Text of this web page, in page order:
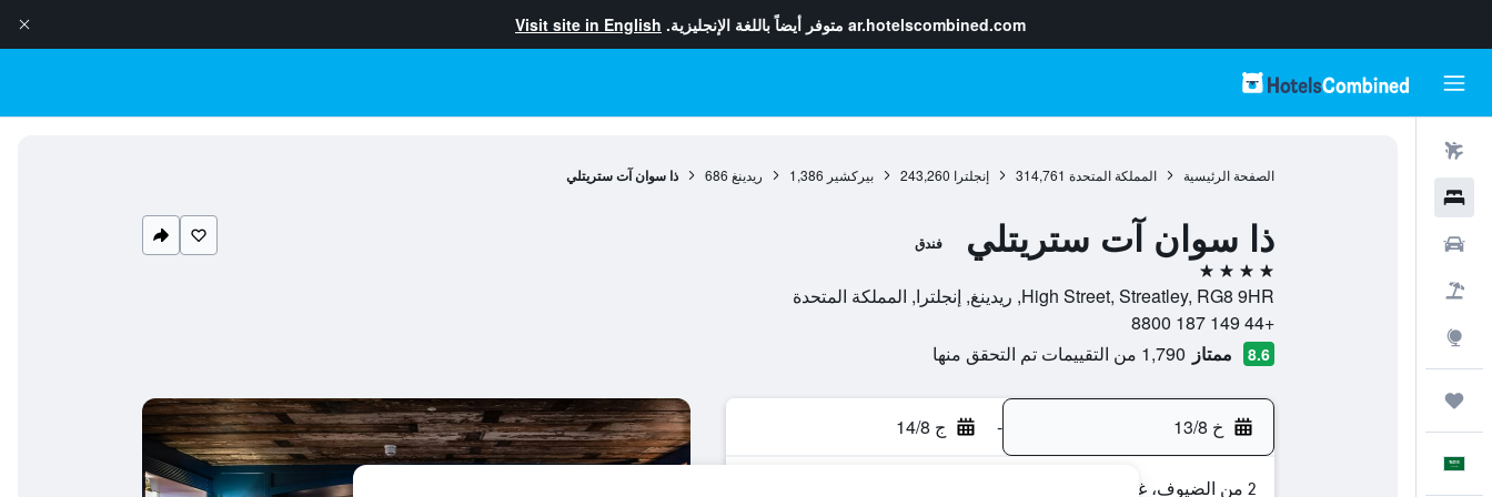
ar.hotelscombined.com متوفر أيضاً باللغة الإنجليزية. Visit site in English
الصفحة الرئيسية المملكة المتحدة 314,761 إنجلترا 243,260 بيركشير 1,386 ريدينغ 686 ذا سوان آت ستريتلي
ذا سوان آت ستريتلي فندق
4 نجوم
High Street, Streatley, RG8 9HR, ريدينغ, إنجلترا, المملكة المتحدة
+44 149 187 8800
8.6 ممتاز 1,790 من التقييمات تم التحقق منها
خ 13/8 - ج 14/8
2 من الضيوف، غرفة واحدة